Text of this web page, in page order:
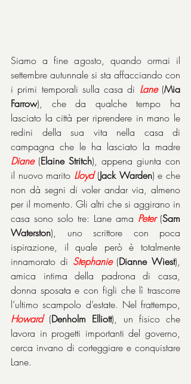
Siamo a fine agosto, quando ormai il
settembre autunnale si sta affacciando con
i primi temporali sulla casa di Lane (Mia
Farrow), che da qualche tempo ha
lasciato la città per riprendere in mano le
redini della sua vita nella casa di
Diane (Elaine Stritch), appena giunta con
il nuovo marito Lloyd (Jack Warden) e che
non dà segni di voler andar via, almeno
per il momento. Gli altri che si aggirano in
casa sono solo tre: Lane ama Peter (Sam
Waterston), uno scrittore con poca
ispirazione, il quale però è totalmente
innamorato di Stephanie (Dianne Wiest),
amica intima della padrona di casa,
donna sposata e con figli che lì trascorre
Howard (Denholm Elliott), un fisico che
lavora in progetti importanti del governo,
cerca invano di corteggiare e conquistare
Lane.